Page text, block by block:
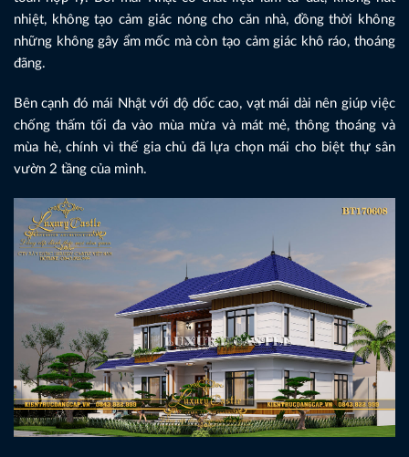
nhiệt, không tạo cảm giác nóng cho căn nhà, đồng thời không
những không gây ẩm mốc mà còn tạo cảm giác khô ráo, thoáng
đãng.
Bên cạnh đó mái Nhật với độ dốc cao, vạt mái dài nên giúp việc
chống thấm tối đa vào mùa mừa và mát mẻ, thông thoáng và
mùa hè, chính vì thế gia chủ đã lựa chọn mái cho biệt thự sân
vườn 2 tầng của mình.